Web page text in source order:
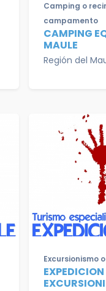
Camping o
campamento
CAMPING
MAULE
Región del
Excursionismo